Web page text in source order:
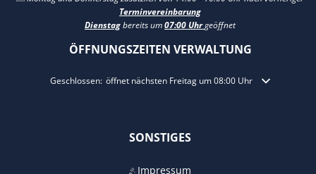
Terminvereinbarung
Dienstagbereits um07:00 Uhrgeöffnet
ÖFFNUNGSZEITEN VERWALTUNG
Klicken, um weitere Öffnungs- oder Schließzeiten auszublenden
Geschlossen: öffnet nächsten Freitag um 08:00 Uhr
SONSTIGES
Impressum